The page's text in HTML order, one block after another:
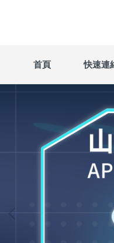
區
首頁 快速連